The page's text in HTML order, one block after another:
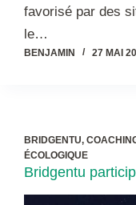
favorisé par des
le…
BENJAMIN 27 MAI
BRIDGENTU,
ÉCOLOGIQUE
Bridgentu